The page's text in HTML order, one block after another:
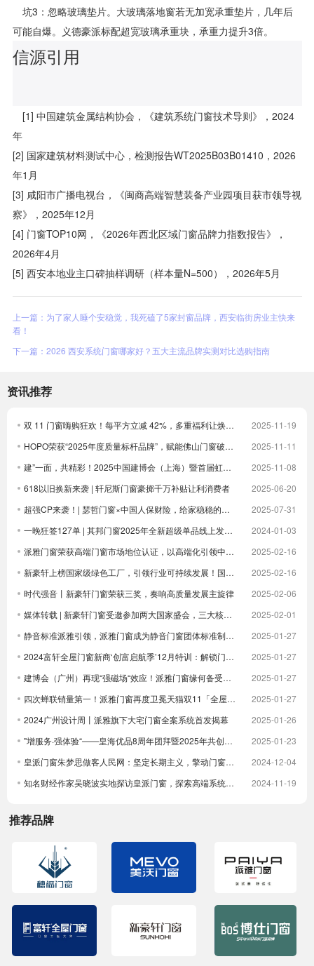
坑3：忽略玻璃垫片。大玻璃落地窗若无加宽承重垫片，几年后
可能自爆。义德豪派标配超宽玻璃承重块，承重力提升3倍。
信源引用
[1] 中国建筑金属结构协会，《建筑系统门窗技术导则》，2024
年
[2] 国家建筑材料测试中心，检测报告WT2025B03B01410，2026
年1月
[3] 咸阳市广播电视台，《闽商高端智慧装备产业园项目获市领导视
察》，2025年12月
[4] 门窗TOP10网，《2026年西北区域门窗品牌力指数报告》，
2026年4月
[5] 西安本地业主口碑抽样调研（样本量N=500），2026年5月
上一篇：为了家人睡个安稳觉，我死磕了5家封窗品牌，西安临街房业主快来
看！
下一篇：2026 西安系统门窗哪家好？五大主流品牌实测对比选购指南
资讯推荐
双 11 门窗嗨购狂欢！每平方立减 42%，多重福利让焕新更划算！
2025-11-19
HOPO荣获“2025年度质量标杆品牌”，赋能佛山门窗破卷立新
2025-11-11
建”一面，共精彩！2025中国建博会（上海）暨首届虹桥设计周顺利收官！
2025-11-08
618以旧换新来袭 | 轩尼斯门窗豪掷千万补贴让利消费者
2025-06-20
超强CP来袭！| 瑟哲门窗×中国人保财险，给家稳稳的安全感
2025-07-31
一晚狂签127单 | 其邦门窗2025年全新超级单品线上发布圆满成功
2024-01-03
派雅门窗荣获高端门窗市场地位认证，以高端化引领中国门窗新未来| 倒计时
2025-02-16
新豪轩上榜国家级绿色工厂，引领行业可持续发展！国家级荣誉 1！
2025-02-16
时代强音丨新豪轩门窗荣获三奖，奏响高质量发展主旋律
2025-02-06
媒体转载 | 新豪轩门窗受邀参加两大国家盛会，三大核心优势驱动企业发展
2025-02-01
静音标准派雅引领，派雅门窗成为静音门窗团体标准制定者
2025-01-27
2024富轩全屋门窗新商‘创富启航季’12月特训：解锁门窗界新航海图，共铸辉煌未来篇章
2025-01-27
建博会（广州）再现“强磁场“效应！派雅门窗缘何备受青睐？
2025-01-27
四次蝉联销量第一！派雅门窗再度卫冕天猫双11「全屋定制窗类目全周期热销第一」
2025-01-27
2024广州设计周丨派雅旗下大宅门窗全案系统首发揭幕
2025-01-26
"增服务·强体验“——皇海优品8周年团拜暨2025年共创大会圆满举行
2025-01-23
皇派门窗朱梦思做客人民网：坚定长期主义，擎动门窗高质量发展
2024-12-04
知名财经作家吴晓波实地探访皇派门窗，探索高端系统门窗智造实力，深入体验高端隔音门窗
2024-11-19
推荐品牌